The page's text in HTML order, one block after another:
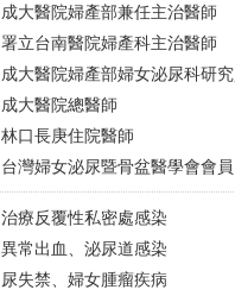
成大醫院婦產部兼任主治醫師
署立台南醫院婦產科主治醫師
成大醫院婦產部婦女泌尿科研究
成大醫院總醫師
林口長庚住院醫師
台灣婦女泌尿暨骨盆醫學會會員
治療反覆性私密處感染
異常出血、泌尿道感染
尿失禁、婦女腫瘤疾病